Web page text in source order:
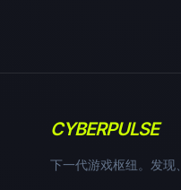
CYBERPULSE
下一代游戏枢纽。发现